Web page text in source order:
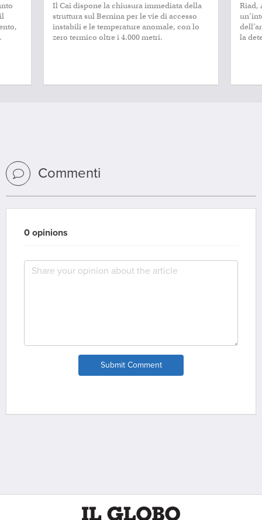
Il Cai dispone la chiusura immediata della
struttura sul Bernina per le vie di accesso
instabili e le temperature anomale, con lo
zero termico oltre i 4.000 metri.
Riad,
la
Commenti
0 opinions
Submit Comment